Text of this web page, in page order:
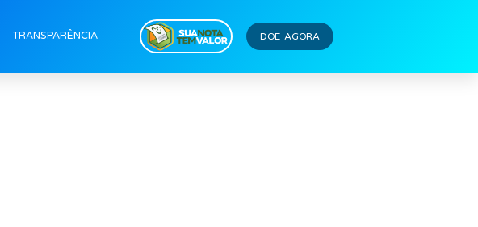
TRANSPARÊNCIA DOE AGORA